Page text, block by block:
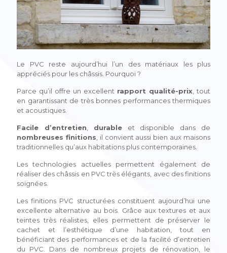
Le PVC reste aujourd’hui l’un des matériaux les plus
appréciés pour les châssis. Pourquoi ?
Parce qu’il offre un excellent rapport qualité-prix, tout
en garantissant de très bonnes performances thermiques
et acoustiques.
Facile d’entretien, durableet disponible dans de
nombreuses finitions, il convient aussi bien aux maisons
traditionnelles qu’aux habitations plus contemporaines.
Les technologies actuelles permettent également de
réaliser des châssis en PVC très élégants, avec des finitions
soignées.
Les finitions PVC structurées constituent aujourd’hui une
excellente alternative au bois. Grâce aux textures et aux
teintes très réalistes, elles permettent de préserver le
cachet et l’esthétique d’une habitation, tout en
bénéficiant des performances et de la facilité d’entretien
du PVC. Dans de nombreux projets de rénovation, le